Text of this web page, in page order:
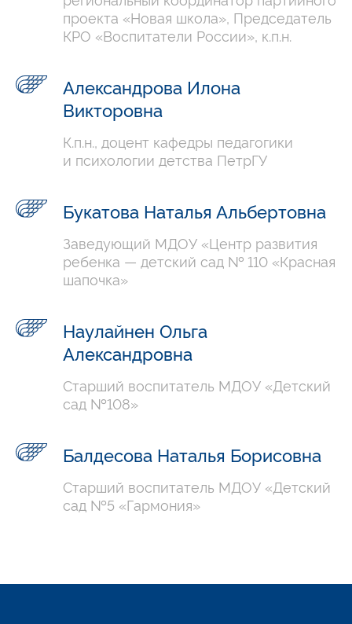
проекта «Новая школа», Председатель
КРО «Воспитатели России», к.п.н.
Александрова Илона
Викторовна
К.п.н., доцент кафедры педагогики
и психологии детства ПетрГУ
Букатова Наталья Альбертовна
Заведующий МДОУ «Центр развития
ребенка — детский сад № 110 «Красная
шапочка»
Наулайнен Ольга
Александровна
Старший воспитатель МДОУ «Детский
сад №108»
Балдесова Наталья Борисовна
Старший воспитатель МДОУ «Детский
сад №5 «Гармония»